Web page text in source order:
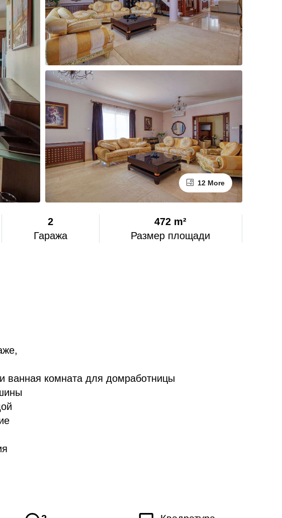
12 More
2
Гаража
472 m²
Размер площади
ванная комната для домработницы